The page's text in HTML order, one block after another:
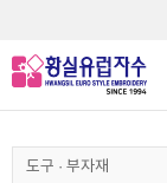
도구 · 부자재